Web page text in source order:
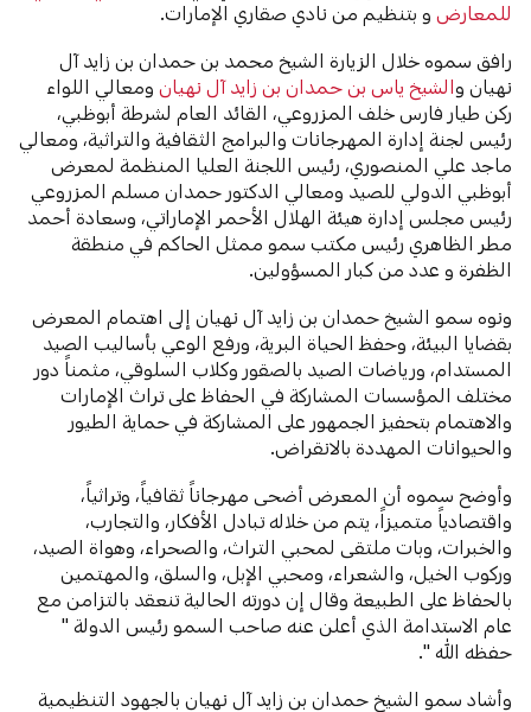
للمعارض و بتنظيم من نادي صقاري الإمارات.
رافق سموه خلال الزيارة الشيخ محمد بن حمدان بن زايد آل
نهيان والشيخ ياس بن حمدان بن زايد آل نهيان ومعالي اللواء
ركن طيار فارس خلف المزروعي، القائد العام لشرطة أبوظبي،
رئيس لجنة إدارة المهرجانات والبرامج الثقافية والتراثية، ومعالي
ماجد علي المنصوري، رئيس اللجنة العليا المنظمة لمعرض
أبوظبي الدولي للصيد ومعالي الدكتور حمدان مسلم المزروعي
رئيس مجلس إدارة هيئة الهلال الأحمر الإماراتي، وسعادة أحمد
مطر الظاهري رئيس مكتب سمو ممثل الحاكم في منطقة
الظفرة و عدد من كبار المسؤولين.
ونوه سمو الشيخ حمدان بن زايد آل نهيان إلى اهتمام المعرض
بقضايا البيئة، وحفظ الحياة البرية، ورفع الوعي بأساليب الصيد
المستدام، ورياضات الصيد بالصقور وكلاب السلوقي، مثمناً دور
مختلف المؤسسات المشاركة في الحفاظ على تراث الإمارات
والاهتمام بتحفيز الجمهور على المشاركة في حماية الطيور
والحيوانات المهددة بالانقراض.
وأوضح سموه أن المعرض أضحى مهرجاناً ثقافياً، وتراثياً،
واقتصادياً متميزاً، يتم من خلاله تبادل الأفكار، والتجارب،
والخبرات، وبات ملتقى لمحبي التراث، والصحراء، وهواة الصيد،
وركوب الخيل، والشعراء، ومحبي الإبل، والسلق، والمهتمين
بالحفاظ على الطبيعة وقال إن دورته الحالية تنعقد بالتزامن مع
عام الاستدامة الذي أعلن عنه صاحب السمو رئيس الدولة "
حفظه الله ".
وأشاد سمو الشيخ حمدان بن زايد آل نهيان بالجهود التنظيمية